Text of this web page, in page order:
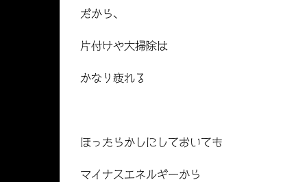
だから、
片付けや大掃除は
かなり疲れる
ほったらかしにしておいても
マイナスエネルギーから